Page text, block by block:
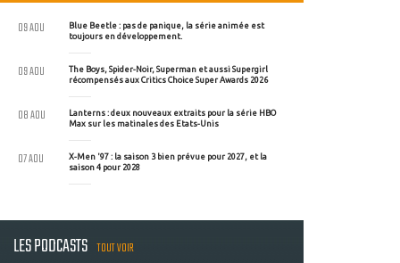
Blue Beetle : pas de panique, la série animée est
toujours en développement.
09 AOU
The Boys, Spider-Noir, Superman et aussi Supergirl
récompensés aux Critics Choice Super Awards 2026
09 AOU
Lanterns : deux nouveaux extraits pour la série HBO
Max sur les matinales des Etats-Unis
08 AOU
X-Men '97 : la saison 3 bien prévue pour 2027, et la
saison 4 pour 2028
07 AOU
LES PODCASTS TOUT VOIR